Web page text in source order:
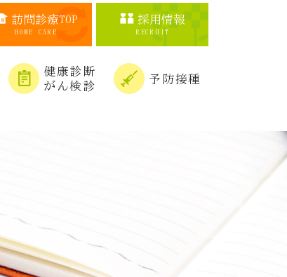
訪問診療TOP
HOME CARE
採用情報
RECRUIT
健康診断
がん検診
予防接種